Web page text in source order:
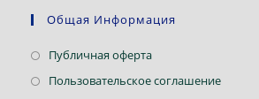
Общая Информация
Публичная офертаОткроется
в
Пользовательское соглашение